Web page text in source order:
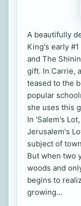
A beautifully
King's early
and The
gift. In Carrie,
teased to the
popular
she uses this
In 'Salem's
Jerusalem's
subject of
But when two
woods and
begins to
growing...